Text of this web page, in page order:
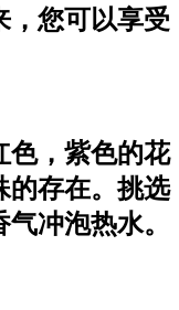
，您可以享受
色，紫色的花
的存在。挑选
冲泡热水。